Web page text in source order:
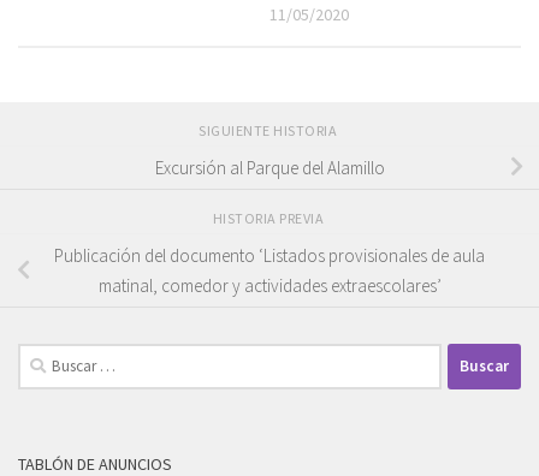
11/05/2020
SIGUIENTE HISTORIA
Excursión al Parque del Alamillo
HISTORIA PREVIA
Publicación del documento ‘Listados provisionales de aula
matinal, comedor y actividades extraescolares’
Buscar:
TABLÓN DE ANUNCIOS